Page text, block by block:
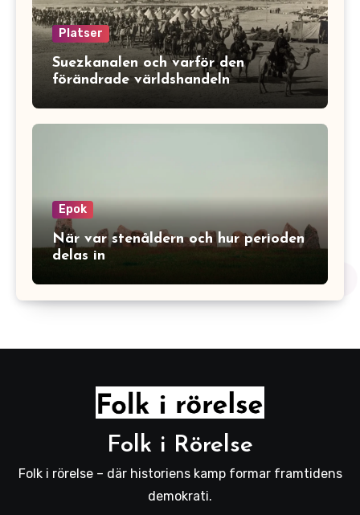
Platser
Suezkanalen och varför den
förändrade världshandeln
Epok
När var stenåldern och hur perioden
delas in
Folk i Rörelse
Folk i rörelse – där historiens kamp formar framtidens
demokrati.